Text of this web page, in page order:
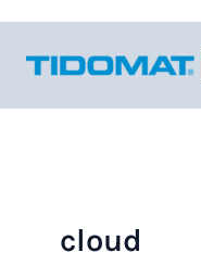
innehåll
cloud